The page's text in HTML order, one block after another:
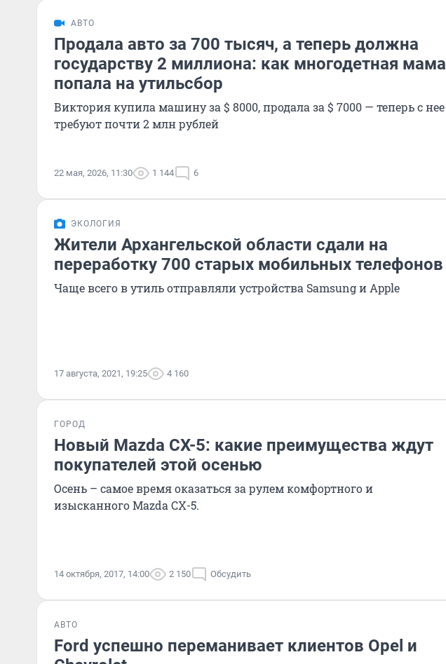
АВТО
Продала авто за 700 тысяч, а теперь должна
государству 2 миллиона: как многодетная мама
попала на утильсбор
Виктория купила машину за $ 8000, продала за $ 7000 — теперь с нее
требуют почти 2 млн рублей
22 мая, 2026, 11:30 1 144 6
ЭКОЛОГИЯ
Жители Архангельской области сдали на
переработку 700 старых мобильных телефонов
Чаще всего в утиль отправляли устройства Samsung и Apple
17 августа, 2021, 19:25 4 160
ГОРОД
Новый Mazda CX-5: какие преимущества ждут
покупателей этой осенью
Осень – самое время оказаться за рулем комфортного и
изысканного Mazda СХ-5.
14 октября, 2017, 14:00 2 150 Обсудить
АВТО
Ford успешно переманивает клиентов Opel и